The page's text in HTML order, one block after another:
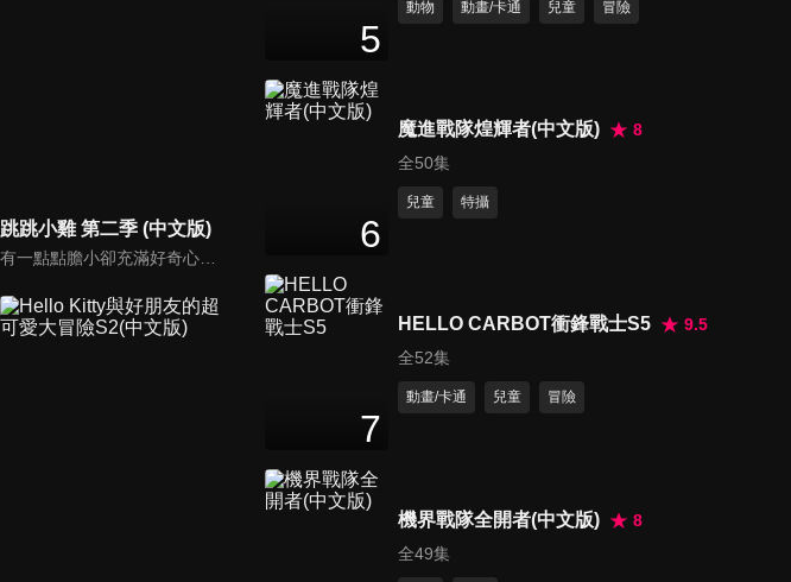
跳跳小雞 第二季 (中文版)
有一點點膽小卻充滿好奇心的"帶骨雞"，和總是用小跳步靠過來的舞蹈老師"小跳步青蛙老師"，以及其他具有獨特個性的夥伴們跳舞大活耀！在家裡和各種地方以「身體動了，心也舞動了起來♪」為主題。
25分鐘
第307集 爸爸也是撒嬌鬼/靜香
分鐘
5
動物 動畫/卡通 兒童 冒險
6
魔進戰隊煌輝者(中文版)
8
全50集
兒童 特攝
7
HELLO CARBOT衝鋒戰士S5
9.5
全52集
動畫/卡通 兒童 冒險
機界戰隊全開者(中文版)
8
全49集